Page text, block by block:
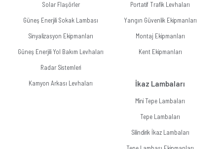
Solar Flaşörler
Güneş Enerjili Sokak Lambası
Sinyalizasyon Ekipmanları
Güneş Enerjili Yol Bakım Levhaları
Radar Sistemleri
Kamyon Arkası Levhaları
Portatif Trafik Levhaları
Yangın Güvenlik Ekipmanları
Montaj Ekipmanları
Kent Ekipmanları
İkaz Lambaları
Mini Tepe Lambaları
Tepe Lambaları
Silindirik İkaz Lambaları